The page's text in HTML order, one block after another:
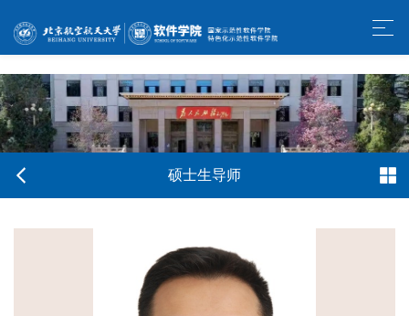
硕士生导师